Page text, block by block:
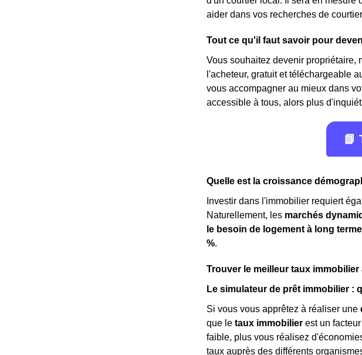
aider dans vos recherches de
Tout ce qu'il faut savoir pour
Vous souhaitez devenir propriétaire,
l'acheteur, gratuit et téléchargeable
vous accompagner au mieux dans
accessible à tous, alors plus
📗
Quelle est la croissance
Investir dans l'immobilier requiert
Naturellement, les marchés
le besoin de logement à long terme
%.
Trouver le meilleur taux
Le simulateur de prêt immobilier :
Si vous vous apprêtez à réaliser une
que le taux immobilier est un
faible, plus vous réalisez
taux auprès des différents